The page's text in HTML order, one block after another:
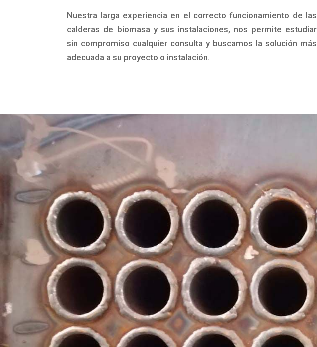
Nuestra larga experiencia en el correcto funcionamiento de las
calderas de biomasa y sus instalaciones, nos permite estudiar
sin compromiso cualquier consulta y buscamos la solución más
adecuada a su proyecto o instalación.